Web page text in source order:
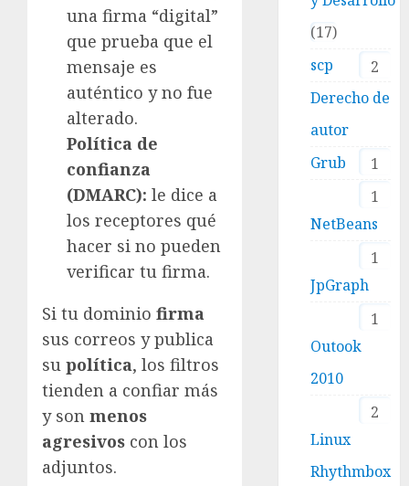
una firma “digital”
que prueba que el
mensaje es
auténtico y no fue
alterado.
Política de
confianza
(DMARC): le dice a
los receptores qué
hacer si no pueden
verificar tu firma.
Si tu dominio firma
sus correos y publica
su política, los filtros
tienden a confiar más
y son menos
agresivos con los
adjuntos.
17
scp
2
Derecho de
autor
1
Grub
1
NetBeans
1
JpGraph
1
Outook
2010
2
Linux
Rhythmbox